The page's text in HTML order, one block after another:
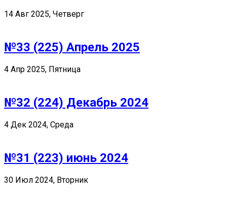
14 Авг 2025, Четверг
№33 (225) Апрель 2025
4 Апр 2025, Пятница
№32 (224) Декабрь 2024
4 Дек 2024, Среда
№31 (223) июнь 2024
30 Июл 2024, Вторник